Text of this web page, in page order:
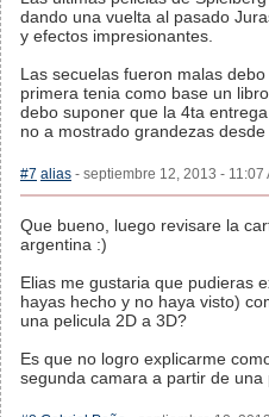
dando una vuelta al pasado
y efectos impresionantes.
Las secuelas fueron malas
primera tenia como base un
debo suponer que la 4ta
no a mostrado grandezas
#7 alias - septiembre 12, 2013 - 11:07
Que bueno, luego revisare la
argentina :)
Elias me gustaria que pudieras
hayas hecho y no haya visto)
una pelicula 2D a 3D?
Es que no logro explicarme
segunda camara a partir de una